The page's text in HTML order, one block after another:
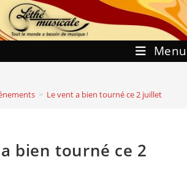
Menu
> Le vent a bien tourné ce 2 juillet
bien tourné ce 2